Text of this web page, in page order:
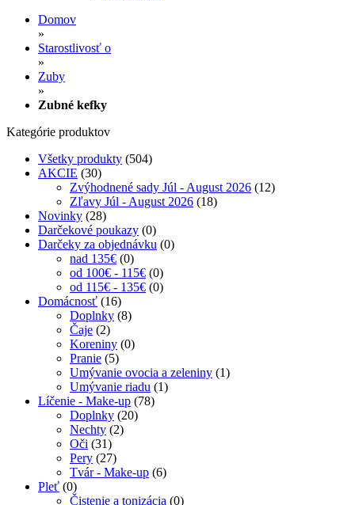
Domov
»
Starostlivosť o
»
Zuby
»
Zubné kefky
Kategórie produktov
Všetky produkty (504)
AKCIE (30)
Zvýhodnené sady Júl - August 2026 (12)
Zľavy Júl - August 2026 (18)
Novinky (28)
Darčekové poukazy (0)
Darčeky za objednávku (0)
nad 135€ (0)
od 100€ - 115€ (0)
od 115€ - 135€ (0)
Domácnosť (16)
Doplnky (8)
Čaje (2)
Koreniny (0)
Pranie (5)
Umývanie ovocia a zeleniny (1)
Umývanie riadu (1)
Líčenie - Make-up (78)
Doplnky (20)
Nechty (2)
Oči (31)
Pery (27)
Tvár - Make-up (6)
Pleť (0)
Čistenie a tonizácia (0)